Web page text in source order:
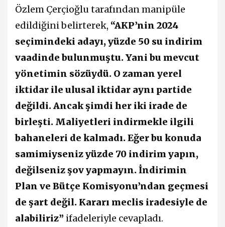
Özlem Çerçioğlu tarafından manipüle
edildiğini belirterek, “AKP’nin 2024
seçimindeki adayı, yüzde 50 su indirim
vaadinde bulunmuştu. Yani bu mevcut
yönetimin sözüydü. O zaman yerel
iktidar ile ulusal iktidar aynı partide
değildi. Ancak şimdi her iki irade de
birleşti. Maliyetleri indirmekle ilgili
bahaneleri de kalmadı. Eğer bu konuda
samimiyseniz yüzde 70 indirim yapın,
değilseniz şov yapmayın. İndirimin
Plan ve Bütçe Komisyonu’ndan geçmesi
de şart değil. Kararı meclis iradesiyle de
alabiliriz” ifadeleriyle cevapladı.